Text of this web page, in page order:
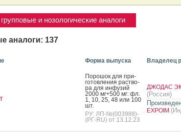
и нозологические аналоги
аналоги: 137
Форма выпуска Владелец
По­рошок для при­
готов­ле­ния рас­тво­
ра для ин­фу­зий
2000 мг+500 мг: фл.
1, 10, 25, 48 или 100
шт.
РУ: ЛП-№(003988)-
(РГ-RU) от 13.12.23
ДЖОДАС
(Россия)
EXPOIM